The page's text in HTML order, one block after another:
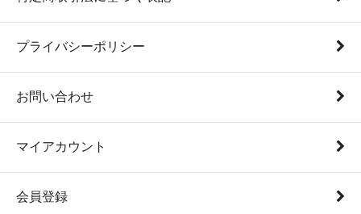
プライバシーポリシー
お問い合わせ
マイアカウント
会員登録